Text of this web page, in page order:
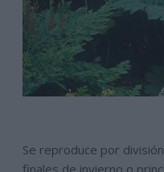
Se reproduce por